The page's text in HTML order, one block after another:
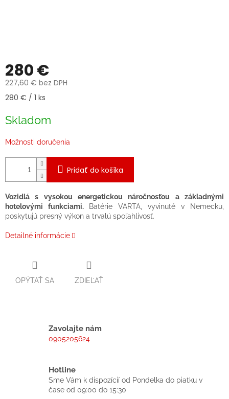
280 €
227,60 € bez DPH
Jednotková
280 € / 1 ks
Skladom
Možnosti doručenia
Pridať do košíka
Vozidlá s vysokou energetickou náročnosťou a základnými
hotelovými funkciami.
Batérie VARTA, vyvinuté v Nemecku,
poskytujú presný výkon a trvalú spoľahlivosť.
Detailné informácie
OPÝTAŤ SA ZDIEĽAŤ
Zavolajte nám
0905205624
Hotline
Sme Vám k dispozícií od Pondelka do piatku v
čase od 09:00 do 15:30